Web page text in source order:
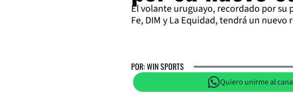
El volante uruguayo, recordado por su
Fe, DIM y La Equidad, tendrá un nuevo
POR: WIN SPORTS
Quiero unirme al